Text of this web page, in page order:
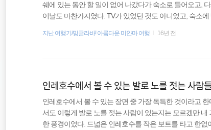
쉐에 있는 동안 할 일이 없어 나갔다가 숙소로 들어오고,
이날도 마찬가지였다. TV가 있었던 것도 아니었고, 숙소
아무것도 없다고 투정을 부렸던 만달레이조차 만달레이
지난 여행기/밍글라바! 아름다운 미얀마 여행 16년 전
인레호수에서 볼 수 있는 발로 노를 젓는 사람
인레호수에서 볼 수 있는 장면 중 가장 독특한 것이라고
서도 이렇게 발로 노를 젓는 사람이 있는지는 모르겠만
한 풍경이었다. 드넓은 인레호수를 작은 보트를 타고 한없